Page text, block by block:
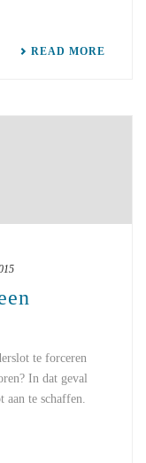
READ MORE
te forceren
In dat geval
te schaffen.